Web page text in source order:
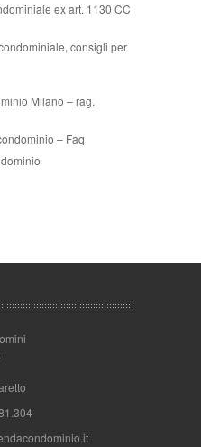
ex art. 1130 CC
consigli per
Milano – rag.
– Faq